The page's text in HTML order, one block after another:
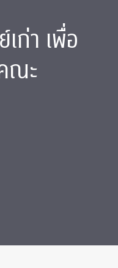
ก่า เพื่อ
ณะ